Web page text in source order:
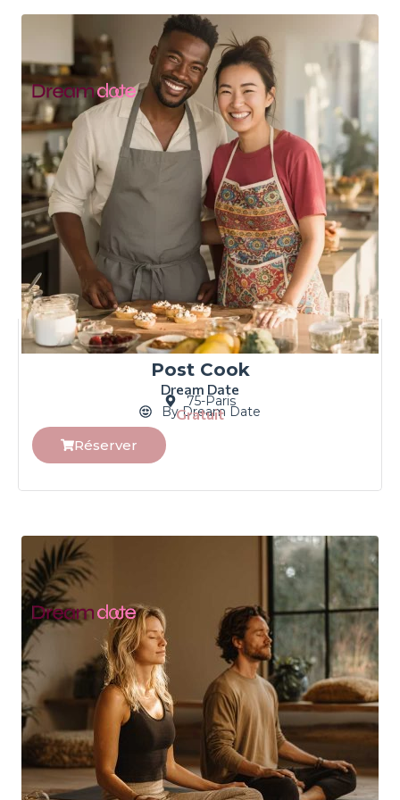
Post Cook
Dream Date
75-Paris
By Dream Date
Gratuit
Réserver